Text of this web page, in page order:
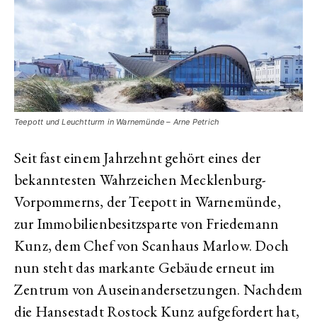
Teepott und Leuchtturm in Warnemünde – Arne Petrich
Seit fast einem Jahrzehnt gehört eines der
bekanntesten Wahrzeichen Mecklenburg-
Vorpommerns, der Teepott in Warnemünde,
zur Immobilienbesitzsparte von Friedemann
Kunz, dem Chef von Scanhaus Marlow. Doch
nun steht das markante Gebäude erneut im
Zentrum von Auseinandersetzungen. Nachdem
die Hansestadt Rostock Kunz aufgefordert hat,